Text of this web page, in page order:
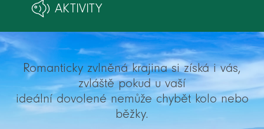
AKTIVITY
Romanticky zvlněná krajina si získá i vás,
zvláště pokud u vaší
ideální dovolené nemůže chybět kolo nebo
běžky.